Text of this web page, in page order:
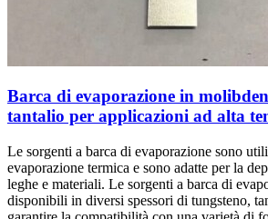
Barca di evaporazione in
tantalio per applicazioni ad alta
Le sorgenti a barca di evaporazione sono
evaporazione termica e sono adatte per la
leghe e materiali. Le sorgenti a barca di
disponibili in diversi spessori di tungsteno,